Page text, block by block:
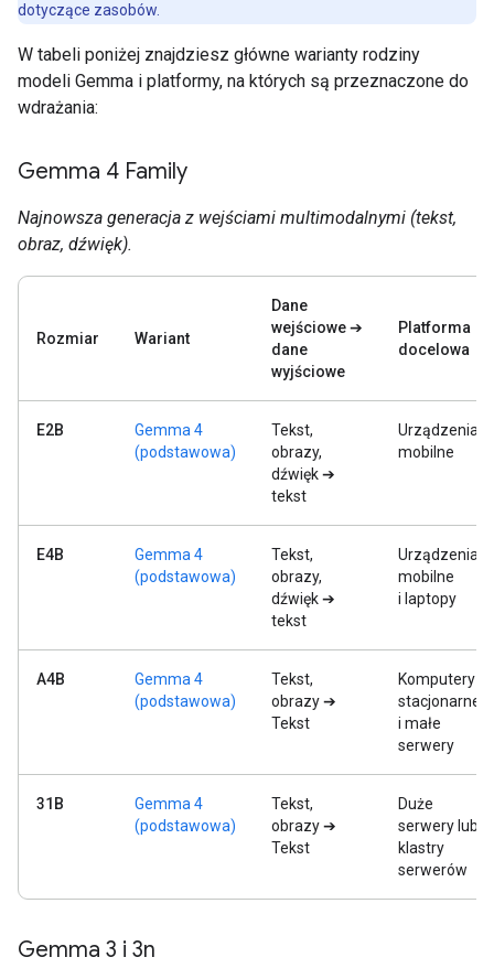
dotyczące zasobów.
W tabeli poniżej znajdziesz główne warianty rodziny
modeli Gemma i platformy, na których są przeznaczone do
wdrażania:
Gemma 4 Family
Najnowsza generacja z wejściami multimodalnymi (tekst,
obraz, dźwięk).
Rozmiar Wariant
Dane
wejściowe ➔
dane
wyjściowe
Platforma
docelowa
E2B
Gemma 4
(podstawowa)
Tekst,
obrazy,
dźwięk ➔
tekst
Urządzenia
mobilne
E4B
Gemma 4
(podstawowa)
Tekst,
obrazy,
dźwięk ➔
tekst
Urządzenia
mobilne
i laptopy
A4B
Gemma 4
(podstawowa)
Tekst,
obrazy ➔
Tekst
Komputery
stacjonarne
i małe
serwery
31B
Gemma 4
(podstawowa)
Tekst,
obrazy ➔
Tekst
Duże
serwery lub
klastry
serwerów
Gemma 3 i 3n